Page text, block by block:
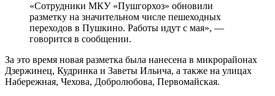
«Сотрудники МКУ «Пушгорхоз» обновили
разметку на значительном числе пешеходных
переходов в Пушкино. Работы идут с мая», —
говорится в сообщении.
За это время новая разметка была нанесена в микрорайонах
Дзержинец, Кудринка и Заветы Ильича, а также на улицах
Набережная, Чехова, Добролюбова, Первомайская.